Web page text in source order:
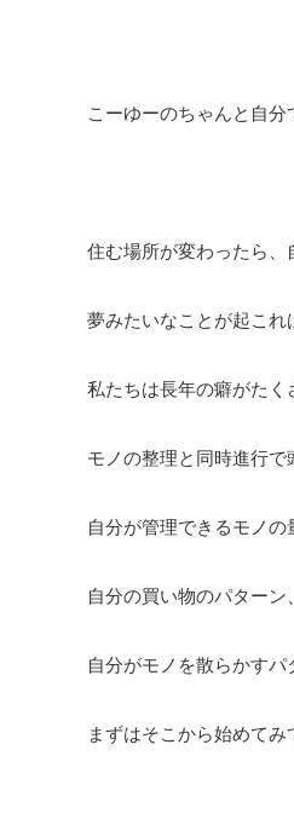
こーゆーのちゃんと自分
住む場所が変わったら
夢みたいなことが起これ
私たちは長年の癖がた
モノの整理と同時進行
自分が管理できるモノの
自分の買い物のパターン
自分がモノを散らかすパ
まずはそこから始めてみ